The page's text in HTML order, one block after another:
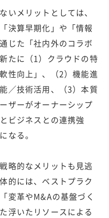
メリットとしては、
決算早期化」や「情報
じた「社内外のコラボ
たに（1）クラウドの特
性向上」、（2）機能進
／技術活用、（3）本質
ザーがオーナーシップ
ビジネスとの連携強
なる。
略的なメリットも見逃
的には、ベストプラク
変革やM&Aの基盤づく
浮いたリソースによる